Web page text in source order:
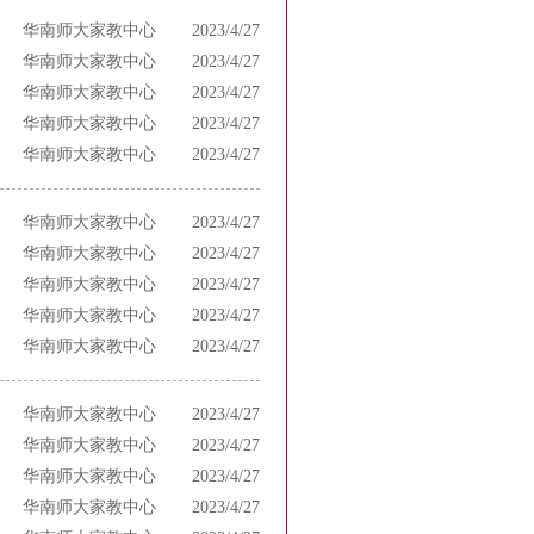
华南师大家教中心
2023/4/27
华南师大家教中心
2023/4/27
华南师大家教中心
2023/4/27
华南师大家教中心
2023/4/27
华南师大家教中心
2023/4/27
华南师大家教中心
2023/4/27
华南师大家教中心
2023/4/27
华南师大家教中心
2023/4/27
华南师大家教中心
2023/4/27
华南师大家教中心
2023/4/27
华南师大家教中心
2023/4/27
华南师大家教中心
2023/4/27
华南师大家教中心
2023/4/27
华南师大家教中心
2023/4/27